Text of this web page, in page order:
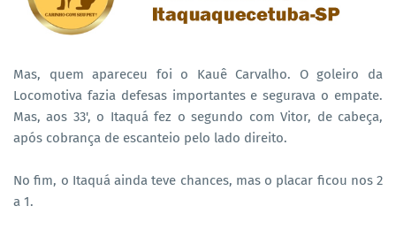
Mas, quem apareceu foi o Kauê Carvalho. O goleiro da
Locomotiva fazia defesas importantes e segurava o empate.
Mas, aos 33', o Itaquá fez o segundo com Vitor, de cabeça,
após cobrança de escanteio pelo lado direito.
No fim, o Itaquá ainda teve chances, mas o placar ficou nos 2
a 1.